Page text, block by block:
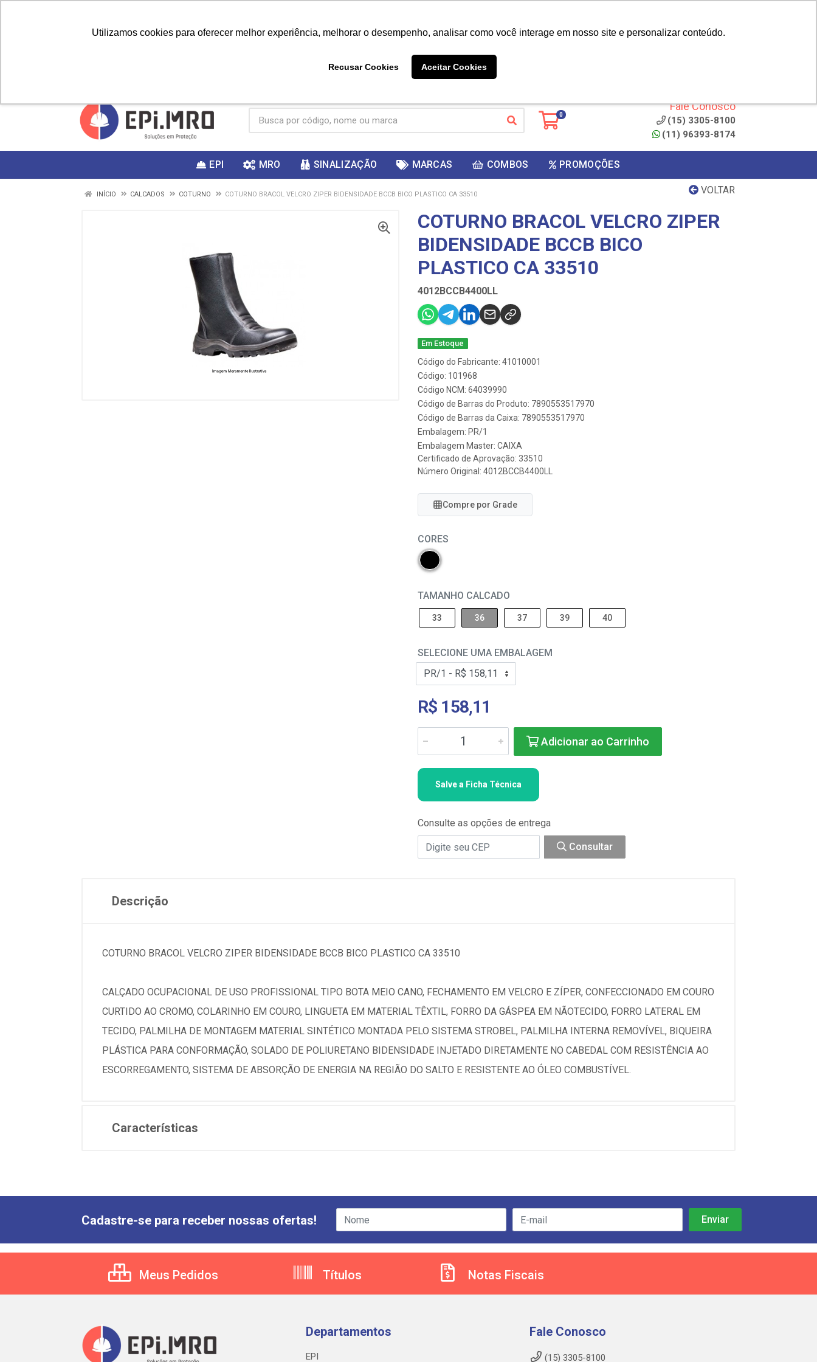
Utilizamos cookies para oferecer melhor experiência, melhorar o desempenho, analisar como você interage em nosso site e personalizar conteúdo.
Recusar Cookies Aceitar Cookies
ganhar
0
Fale Conosco
(15) 3305-8100
(11) 96393-8174
EPI MRO SINALIZAÇÃO MARCAS COMBOS PROMOÇÕES
VOLTAR
INÍCIO CALCADOS COTURNO COTURNO BRACOL VELCRO ZIPER BIDENSIDADE BCCB BICO PLASTICO CA 33510
COTURNO BRACOL VELCRO ZIPER
BIDENSIDADE BCCB BICO
PLASTICO CA 33510
4012BCCB4400LL
Em Estoque
Código do Fabricante: 41010001
Código: 101968
Código NCM: 64039990
Código de Barras do Produto: 7890553517970
Código de Barras da Caixa: 7890553517970
Embalagem: PR/1
Embalagem Master: CAIXA
Certificado de Aprovação: 33510
Número Original: 4012BCCB4400LL
Compre por Grade
CORES
TAMANHO CALCADO
33 36 37 39 40
SELECIONE UMA EMBALAGEM
R$ 158,11
Adicionar ao Carrinho
Salve a Ficha Técnica
Consulte as opções de entrega
Consultar
Descrição
COTURNO BRACOL VELCRO ZIPER BIDENSIDADE BCCB BICO PLASTICO CA 33510
CALÇADO OCUPACIONAL DE USO PROFISSIONAL TIPO BOTA MEIO CANO, FECHAMENTO EM VELCRO E ZÍPER, CONFECCIONADO EM COURO
CURTIDO AO CROMO, COLARINHO EM COURO, LINGUETA EM MATERIAL TÊXTIL, FORRO DA GÁSPEA EM NÃOTECIDO, FORRO LATERAL EM
TECIDO, PALMILHA DE MONTAGEM MATERIAL SINTÉTICO MONTADA PELO SISTEMA STROBEL, PALMILHA INTERNA REMOVÍVEL, BIQUEIRA
PLÁSTICA PARA CONFORMAÇÃO, SOLADO DE POLIURETANO BIDENSIDADE INJETADO DIRETAMENTE NO CABEDAL COM RESISTÊNCIA AO
ESCORREGAMENTO, SISTEMA DE ABSORÇÃO DE ENERGIA NA REGIÃO DO SALTO E RESISTENTE AO ÓLEO COMBUSTÍVEL.
Características
Cadastre-se para receber nossas ofertas!
Meus Pedidos Títulos Notas Fiscais
Departamentos
EPI
Fale Conosco
(15) 3305-8100